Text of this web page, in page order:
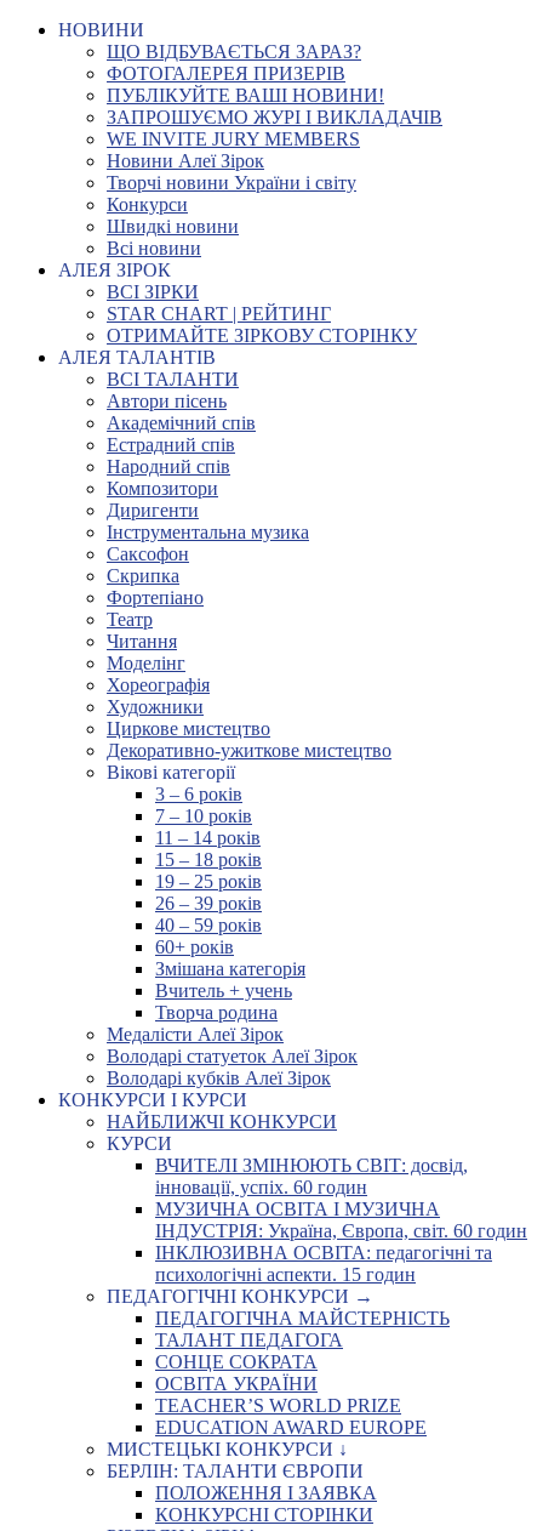
НОВИНИ
ЩО ВІДБУВАЄТЬСЯ ЗАРАЗ?
ФОТОГАЛЕРЕЯ ПРИЗЕРІВ
ПУБЛІКУЙТЕ ВАШІ НОВИНИ!
ЗАПРОШУЄМО ЖУРІ І ВИКЛАДАЧІВ
WE INVITE JURY MEMBERS
Новини Алеї Зірок
Творчі новини України і світу
Конкурси
Швидкі новини
Всі новини
АЛЕЯ ЗІРОК
ВСІ ЗІРКИ
STAR CHART | РЕЙТИНГ
ОТРИМАЙТЕ ЗІРКОВУ СТОРІНКУ
АЛЕЯ ТАЛАНТІВ
ВСІ ТАЛАНТИ
Автори пісень
Академічний спів
Естрадний спів
Народний спів
Композитори
Диригенти
Інструментальна музика
Саксофон
Скрипка
Фортепіано
Театр
Читання
Моделінг
Хореографія
Художники
Циркове мистецтво
Декоративно-ужиткове мистецтво
Вікові категорії
3 – 6 років
7 – 10 років
11 – 14 років
15 – 18 років
19 – 25 років
26 – 39 років
40 – 59 років
60+ років
Змішана категорія
Вчитель + учень
Творча родина
Медалісти Алеї Зірок
Володарі статуеток Алеї Зірок
Володарі кубків Алеї Зірок
КОНКУРСИ І КУРСИ
НАЙБЛИЖЧІ КОНКУРСИ
КУРСИ
ВЧИТЕЛІ ЗМІНЮЮТЬ СВІТ: досвід,
інновації, успіх. 60 годин
МУЗИЧНА ОСВІТА І МУЗИЧНА
ІНДУСТРІЯ: Україна, Європа, світ. 60 годин
ІНКЛЮЗИВНА ОСВІТА: педагогічні та
психологічні аспекти. 15 годин
ПЕДАГОГІЧНІ КОНКУРСИ →
ПЕДАГОГІЧНА МАЙСТЕРНІСТЬ
ТАЛАНТ ПЕДАГОГА
СОНЦЕ СОКРАТА
ОСВІТА УКРАЇНИ
TEACHER’S WORLD PRIZE
EDUCATION AWARD EUROPE
МИСТЕЦЬКІ КОНКУРСИ ↓
БЕРЛІН: ТАЛАНТИ ЄВРОПИ
ПОЛОЖЕННЯ І ЗАЯВКА
КОНКУРСНІ СТОРІНКИ